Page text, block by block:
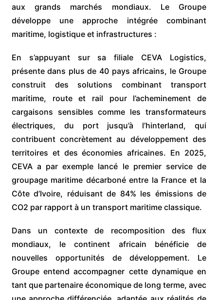
aux grands marchés mondiaux. Le Groupe
développe une approche intégrée combinant
maritime, logistique et infrastructures :
En s’appuyant sur sa filiale CEVA Logistics,
présente dans plus de 40 pays africains, le Groupe
construit des solutions combinant transport
maritime, route et rail pour l’acheminement de
cargaisons sensibles comme les transformateurs
électriques, du port jusqu’à l’hinterland, qui
contribuent concrètement au développement des
territoires et des économies africaines. En 2025,
CEVA a par exemple lancé le premier service de
groupage maritime décarboné entre la France et la
Côte d’Ivoire, réduisant de 84% les émissions de
CO2 par rapport à un transport maritime classique.
Dans un contexte de recomposition des flux
mondiaux, le continent africain bénéficie de
nouvelles opportunités de développement. Le
Groupe entend accompagner cette dynamique en
tant que partenaire économique de long terme, avec